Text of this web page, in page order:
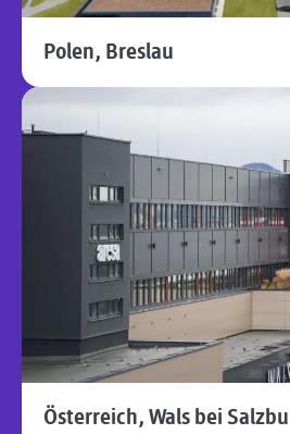
Polen, Breslau
Österreich, Wals bei